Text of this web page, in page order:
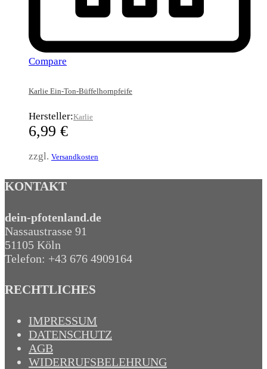
Compare
Karlie Ein-Ton-Büffelhornpfeife
Hersteller:Karlie
6,99 €
zzgl. Versandkosten
KONTAKT
dein-pfotenland.de
Nassaustrasse 91
51105 Köln
Telefon: +43 676 4909164‬
RECHTLICHES
IMPRESSUM
DATENSCHUTZ
AGB
WIDERRUFSBELEHRUNG